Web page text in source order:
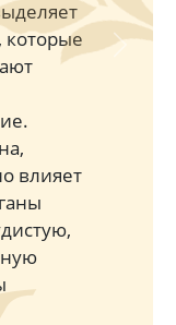
влияет